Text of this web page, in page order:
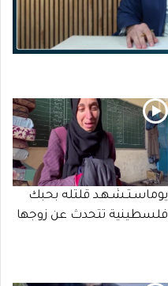
يوماسـتـشـهـد قلتله بحبك
فلسطينية تتحدث عن زوجها